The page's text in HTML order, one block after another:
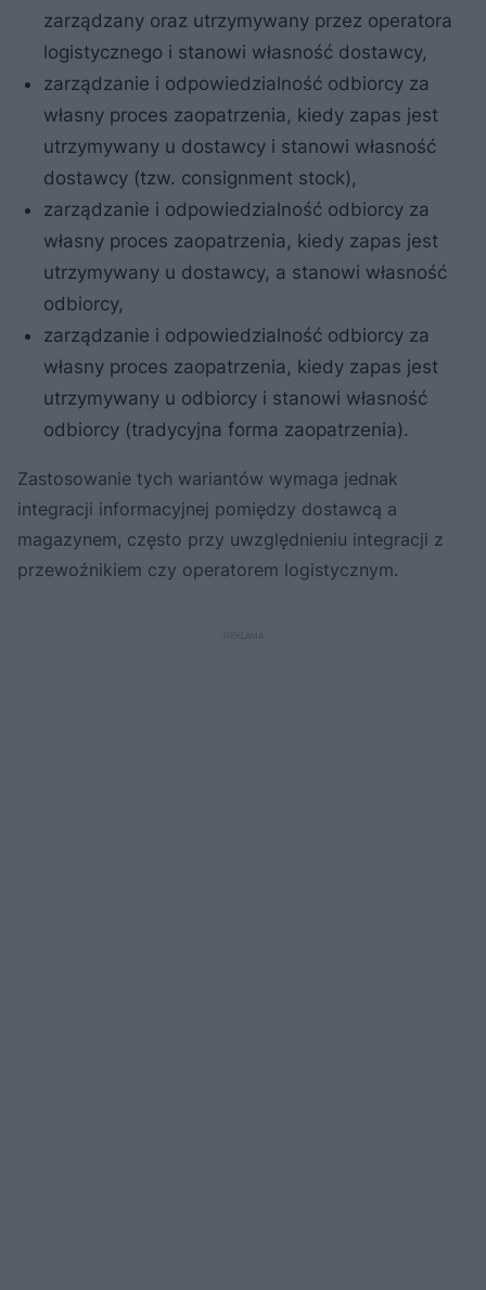
zarządzany oraz utrzymywany przez operatora
logistycznego i stanowi własność dostawcy,
zarządzanie i odpowiedzialność odbiorcy za
własny proces zaopatrzenia, kiedy zapas jest
utrzymywany u dostawcy i stanowi własność
dostawcy (tzw. consignment stock),
zarządzanie i odpowiedzialność odbiorcy za
własny proces zaopatrzenia, kiedy zapas jest
utrzymywany u dostawcy, a stanowi własność
odbiorcy,
zarządzanie i odpowiedzialność odbiorcy za
własny proces zaopatrzenia, kiedy zapas jest
utrzymywany u odbiorcy i stanowi własność
odbiorcy (tradycyjna forma zaopatrzenia).
Zastosowanie tych wariantów wymaga jednak
integracji informacyjnej pomiędzy dostawcą a
magazynem, często przy uwzględnieniu integracji z
przewoźnikiem czy operatorem logistycznym.